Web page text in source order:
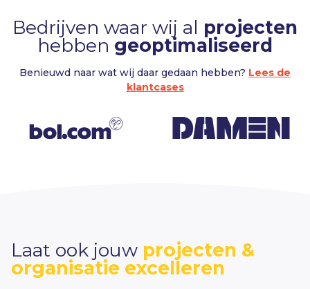
Bedrijven waar wij al projecten
hebben geoptimaliseerd
Benieuwd naar wat wij daar gedaan hebben? Lees de
klantcases
Laat ook jouw projecten &
organisatie excelleren